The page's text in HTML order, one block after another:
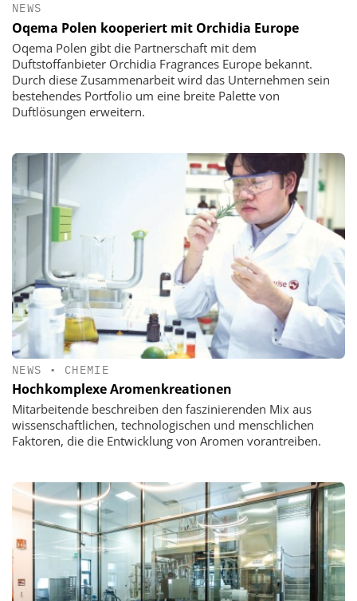
NEWS
Oqema Polen kooperiert mit Orchidia Europe
Oqema Polen gibt die Partnerschaft mit dem
Duftstoffanbieter Orchidia Fragrances Europe bekannt.
Durch diese Zusammenarbeit wird das Unternehmen sein
bestehendes Portfolio um eine breite Palette von
Duftlösungen erweitern.
NEWS • CHEMIE
Hochkomplexe Aromenkreationen
Mitarbeitende beschreiben den faszinierenden Mix aus
wissenschaftlichen, technologischen und menschlichen
Faktoren, die die Entwicklung von Aromen vorantreiben.